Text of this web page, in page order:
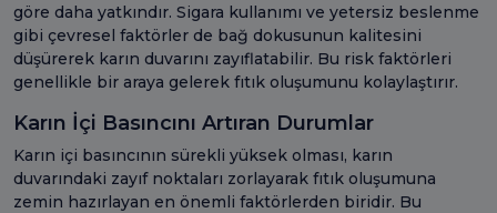
göre daha yatkındır. Sigara kullanımı ve yetersiz beslenme
gibi çevresel faktörler de bağ dokusunun kalitesini
düşürerek karın duvarını zayıflatabilir. Bu risk faktörleri
genellikle bir araya gelerek fıtık oluşumunu kolaylaştırır.
Karın İçi Basıncını Artıran Durumlar
Karın içi basıncının sürekli yüksek olması, karın
duvarındaki zayıf noktaları zorlayarak fıtık oluşumuna
zemin hazırlayan en önemli faktörlerden biridir. Bu